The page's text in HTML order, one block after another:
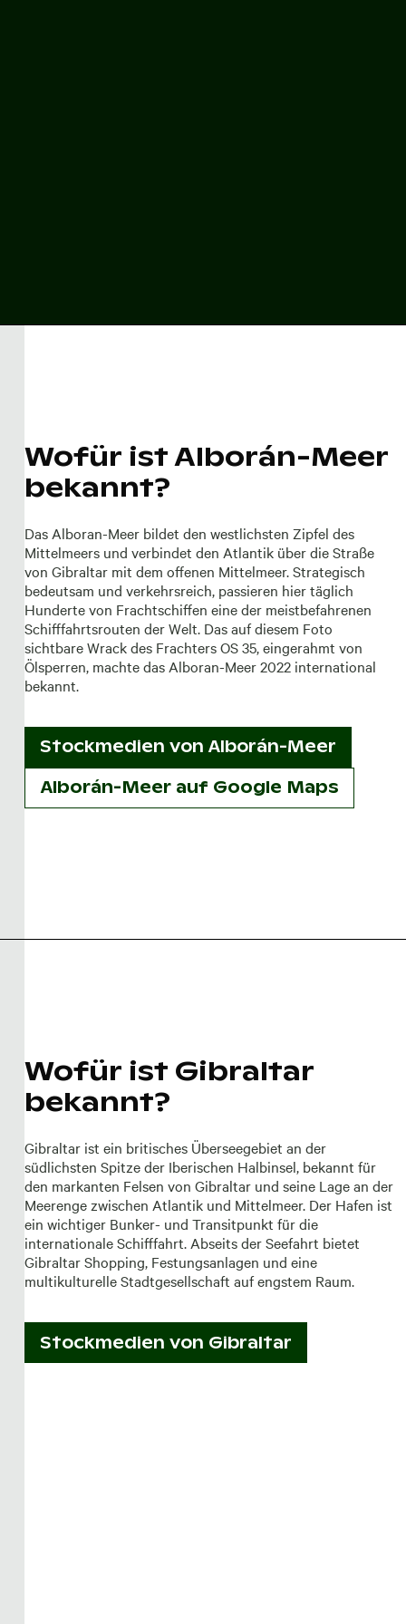
Wofür ist Alborán-Meer
bekannt?
Das Alboran-Meer bildet den westlichsten Zipfel des
Mittelmeers und verbindet den Atlantik über die Straße
von Gibraltar mit dem offenen Mittelmeer. Strategisch
bedeutsam und verkehrsreich, passieren hier täglich
Hunderte von Frachtschiffen eine der meistbefahrenen
Schifffahrtsrouten der Welt. Das auf diesem Foto
sichtbare Wrack des Frachters OS 35, eingerahmt von
Ölsperren, machte das Alboran-Meer 2022 international
bekannt.
Stockmedien von Alborán-Meer
Alborán-Meer auf Google Maps
Wofür ist Gibraltar
bekannt?
Gibraltar ist ein britisches Überseegebiet an der
südlichsten Spitze der Iberischen Halbinsel, bekannt für
den markanten Felsen von Gibraltar und seine Lage an der
Meerenge zwischen Atlantik und Mittelmeer. Der Hafen ist
ein wichtiger Bunker- und Transitpunkt für die
internationale Schifffahrt. Abseits der Seefahrt bietet
Gibraltar Shopping, Festungsanlagen und eine
multikulturelle Stadtgesellschaft auf engstem Raum.
Stockmedien von Gibraltar